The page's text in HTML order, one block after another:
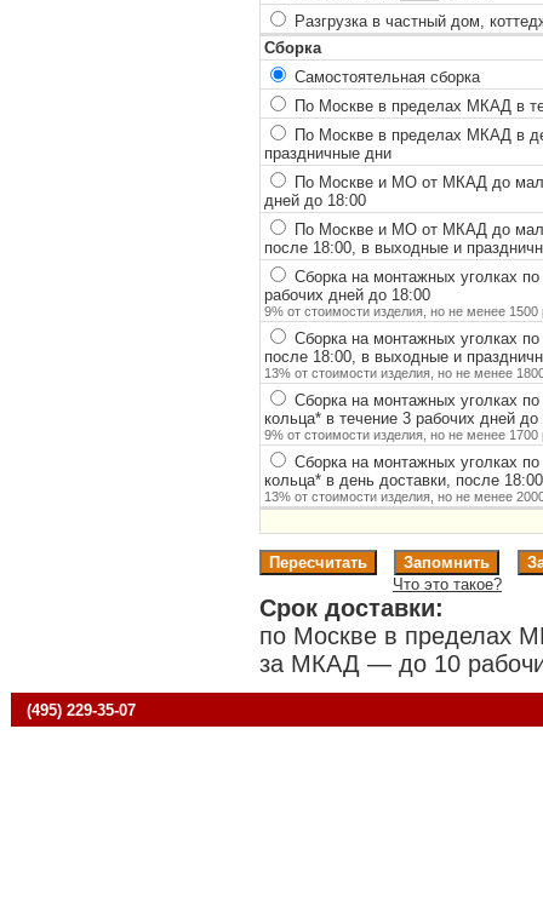
Разгрузка в частный дом,
Сборка
Самостоятельная сборка
По Москве в пределах МКАД в
По Москве в пределах МКАД в
праздничные дни
По Москве и МО от МКАД до
дней до 18:00
По Москве и МО от МКАД до
после 18:00, в выходные и
Сборка на монтажных уголках
рабочих дней до 18:00
9% от стоимости изделия, но не менее 1500
Сборка на монтажных уголках
после 18:00, в выходные и
13% от стоимости изделия, но не менее
Сборка на монтажных уголках
кольца*в течение 3 рабочих дней до
9% от стоимости изделия, но не менее 1700
Сборка на монтажных уголках
кольца*в день доставки, после
13% от стоимости изделия, но не менее
Что это такое?
Срок доставки:
по Москве в пределах
за МКАД — до 10
(495) 229-35-07